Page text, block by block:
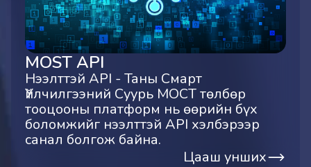
MOST API
Нээлттэй API - Таны Смарт
Үйлчилгээний Суурь МОСТ төлбөр
тооцооны платформ нь өөрийн бүх
боломжийг нээлттэй API хэлбэрээр
санал болгож байна.
Цааш унших